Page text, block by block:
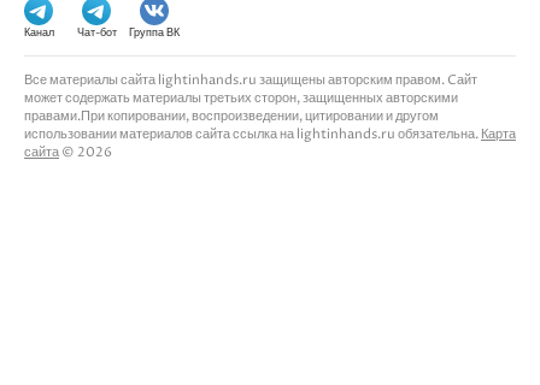
Канал Чат-бот Группа ВК
Все материалы сайта lightinhands.ru защищены авторским правом. Cайт
может содержать материалы третьих сторон, защищенных авторскими
правами.При копировании, воспроизведении, цитировании и другом
использовании материалов сайта ссылка на lightinhands.ru обязательна. Карта
сайта © 2026